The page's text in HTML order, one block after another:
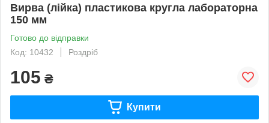
Вирва (лійка) пластикова кругла лабораторна
150 мм
Готово до відправки
Код: 10432
Роздріб
105 ₴
Купити